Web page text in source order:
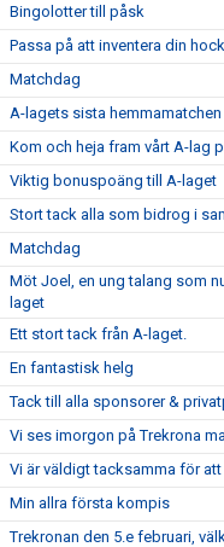
Bingolotter till påsk
Passa på att inventera din
Matchdag
A-lagets sista
Kom och heja fram vårt A-lag
Viktig bonuspoäng till A-laget
Stort tack alla som bidrog i
Matchdag
Möt Joel, en ung talang som
laget
Ett stort tack från A-laget.
En fantastisk helg
Tack till alla sponsorer &
Vi ses imorgon på Trekrona
Vi är väldigt tacksamma för
Min allra första kompis
Trekronan den 5.e februari,